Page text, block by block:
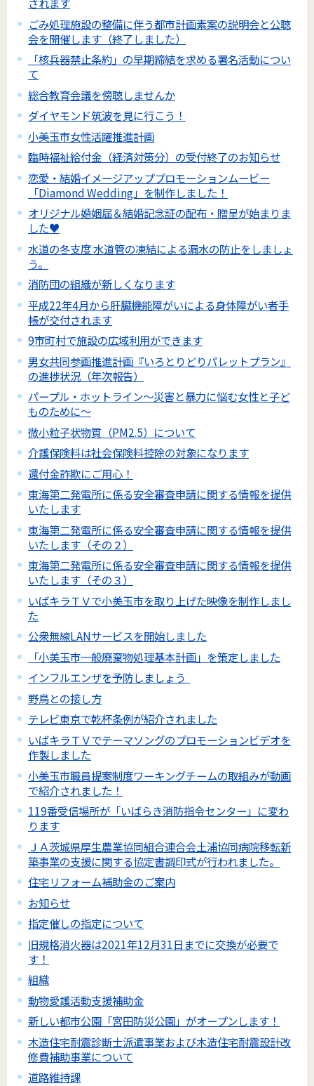
ごみ処理施設の整備に伴う都市計画素案の説明会と公聴
会を開催します（終了しました）
「核兵器禁止条約」の早期締結を求める署名活動につい
て
総合教育会議を傍聴しませんか
ダイヤモンド筑波を見に行こう！
小美玉市女性活躍推進計画
臨時福祉給付金（経済対策分）の受付終了のお知らせ
恋愛・結婚イメージアッププロモーションムービー
「Diamond Wedding」を制作しました！
オリジナル婚姻届＆結婚記念証の配布・贈呈が始まりま
した♥
水道の冬支度 水道管の凍結による漏水の防止をしましょ
う。
消防団の組織が新しくなります
平成22年4月から肝臓機能障がいによる身体障がい者手
帳が交付されます
9市町村で施設の広域利用ができます
男女共同参画推進計画『いろとりどりパレットプラン』
の進捗状況（年次報告）
パープル・ホットライン～災害と暴力に悩む女性と子ど
ものために～
微小粒子状物質（PM2.5）について
介護保険料は社会保険料控除の対象になります
還付金詐欺にご用心！
東海第二発電所に係る安全審査申請に関する情報を提供
いたします
東海第二発電所に係る安全審査申請に関する情報を提供
いたします（その２）
東海第二発電所に係る安全審査申請に関する情報を提供
いたします（その３）
いばキラＴＶで小美玉市を取り上げた映像を制作しまし
た
公衆無線LANサービスを開始しました
「小美玉市一般廃棄物処理基本計画」を策定しました
インフルエンザを予防しましょう
野鳥との接し方
テレビ東京で乾杯条例が紹介されました
いばキラＴＶでテーマソングのプロモーションビデオを
作製しました
小美玉市職員提案制度ワーキングチームの取組みが動画
で紹介されました！
119番受信場所が「いばらき消防指令センター」に変わ
ります
ＪＡ茨城県厚生農業協同組合連合会土浦協同病院移転新
築事業の支援に関する協定書調印式が行われました。
住宅リフォーム補助金のご案内
お知らせ
指定催しの指定について
旧規格消火器は2021年12月31日までに交換が必要で
す！
組織
動物愛護活動支援補助金
新しい都市公園「宮田防災公園」がオープンします！
木造住宅耐震診断士派遣事業および木造住宅耐震設計改
修費補助事業について
道路維持課